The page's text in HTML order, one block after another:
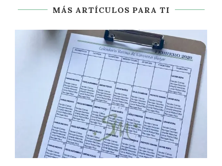
MÁS ARTÍCULOS PARA TI